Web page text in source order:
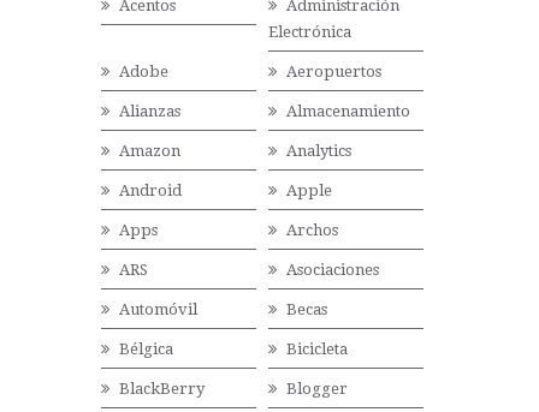
Acentos
Administración
Electrónica
Adobe Aeropuertos
Alianzas Almacenamiento
Amazon Analytics
Android Apple
Apps Archos
ARS Asociaciones
Automóvil Becas
Bélgica Bicicleta
BlackBerry Blogger